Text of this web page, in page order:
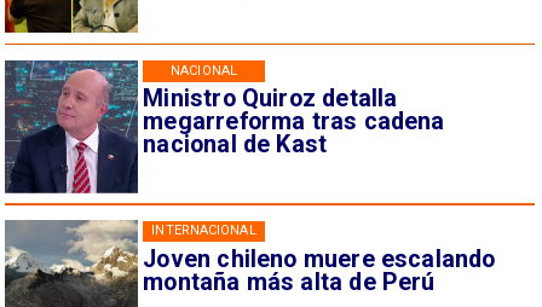
Ministro Quiroz detalla
megarreforma tras cadena
nacional de Kast
NACIONAL
Joven chileno muere escalando
montaña más alta de Perú
INTERNACIONAL